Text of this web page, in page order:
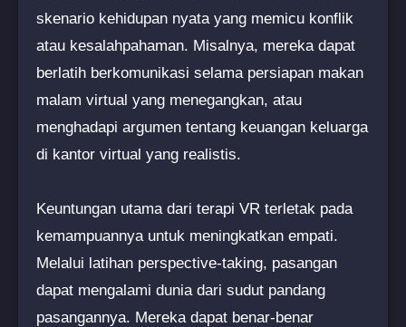
skenario kehidupan nyata yang memicu konflik
atau kesalahpahaman. Misalnya, mereka dapat
berlatih berkomunikasi selama persiapan makan
malam virtual yang menegangkan, atau
menghadapi argumen tentang keuangan keluarga
di kantor virtual yang realistis.
Keuntungan utama dari terapi VR terletak pada
kemampuannya untuk meningkatkan empati.
Melalui latihan perspective-taking, pasangan
dapat mengalami dunia dari sudut pandang
pasangannya. Mereka dapat benar-benar